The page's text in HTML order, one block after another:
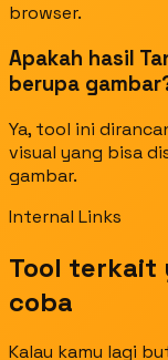
browser.
Apakah hasil
berupa
Ya, tool ini
visual yang bisa
gambar.
Internal Links
Tool terkait
coba
Kalau kamu lagi